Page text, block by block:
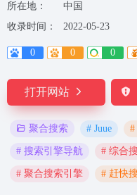
所在地：
中国
收录时间：
2022-05-23
0 0 0
打开网站
聚合搜索 # Juue #
# 搜索引擎导航 # 综合
# 聚合搜索引擎 # 赶快